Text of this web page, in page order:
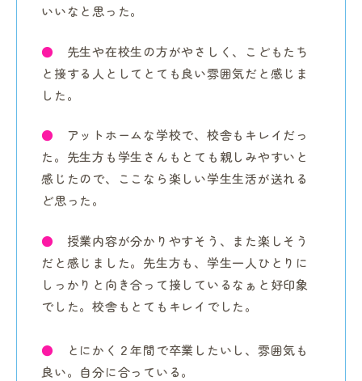
いいなと思った。
● 先生や在校生の方がやさしく、こどもたち
と接する人としてとても良い雰囲気だと感じま
した。
● アットホームな学校で、校舎もキレイだっ
た。先生方も学生さんもとても親しみやすいと
感じたので、ここなら楽しい学生生活が送れる
ど思った。
● 授業内容が分かりやすそう、また楽しそう
だと感じました。先生方も、学生一人ひとりに
しっかりと向き合って接しているなぁと好印象
でした。校舎もとてもキレイでした。
●
とにかく２年間で卒業したいし、雰囲気も
良い。自分に合っている。